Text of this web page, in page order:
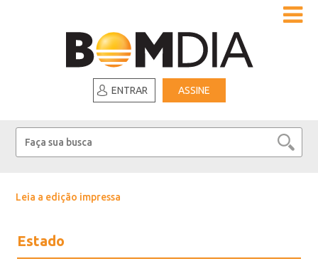
ENTRAR ASSINE
Leia a edição impressa
Estado